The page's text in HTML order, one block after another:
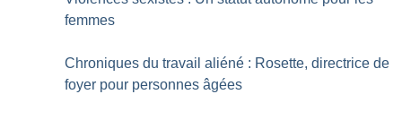
femmes
Chroniques du travail aliéné : Rosette, directrice de
foyer pour personnes âgées